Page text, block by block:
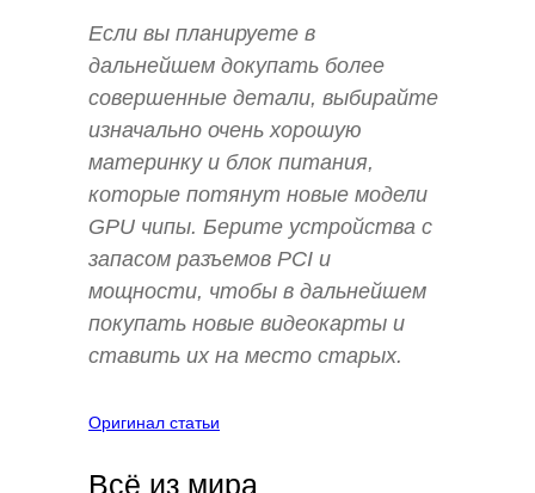
Если вы планируете в
дальнейшем докупать более
совершенные детали, выбирайте
изначально очень хорошую
материнку и блок питания,
которые потянут новые модели
GPU чипы. Берите устройства с
запасом разъемов PCI и
мощности, чтобы в дальнейшем
покупать новые видеокарты и
ставить их на место старых.
Оригинал статьи
Всё из мира